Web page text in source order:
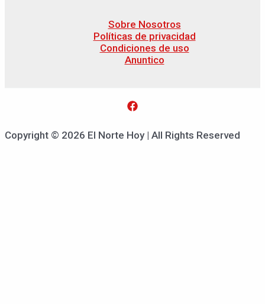
Sobre Nosotros
Políticas de privacidad
Condiciones de uso
Anuntico
Copyright © 2026 El Norte Hoy | All Rights Reserved